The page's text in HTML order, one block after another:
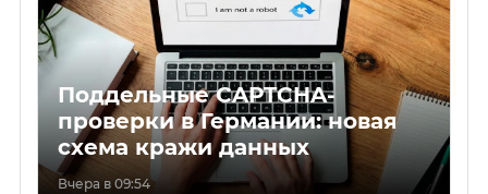
Поддельные CAPTCHA-
проверки в Германии: новая
схема кражи данных
Вчера в 09:54